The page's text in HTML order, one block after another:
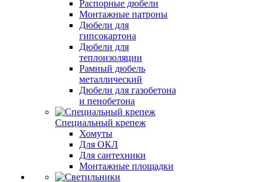
Распорные дюбели
Монтажные патроны
Дюбели для
гипсокартона
Дюбели для
теплоизоляции
Рамный дюбель
металлический
Дюбели для газобетона
и пенобетона
Специальный крепеж
Хомуты
Для ОКЛ
Для сантехники
Монтажные площадки